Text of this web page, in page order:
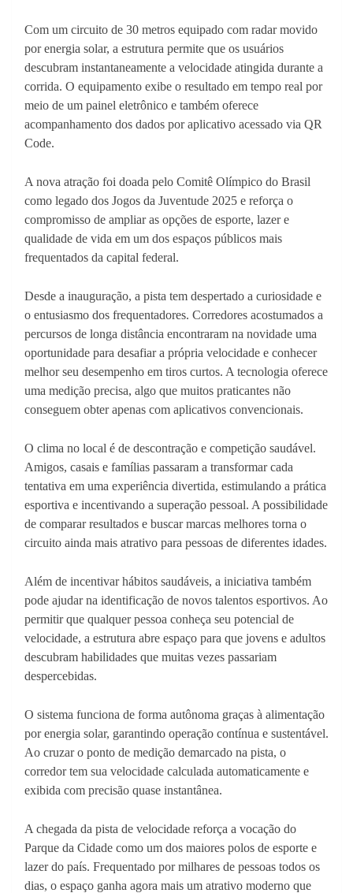
Com um circuito de 30 metros equipado com radar movido
por energia solar, a estrutura permite que os usuários
descubram instantaneamente a velocidade atingida durante a
corrida. O equipamento exibe o resultado em tempo real por
meio de um painel eletrônico e também oferece
acompanhamento dos dados por aplicativo acessado via QR
Code.
A nova atração foi doada pelo Comitê Olímpico do Brasil
como legado dos Jogos da Juventude 2025 e reforça o
compromisso de ampliar as opções de esporte, lazer e
qualidade de vida em um dos espaços públicos mais
frequentados da capital federal.
Desde a inauguração, a pista tem despertado a curiosidade e
o entusiasmo dos frequentadores. Corredores acostumados a
percursos de longa distância encontraram na novidade uma
oportunidade para desafiar a própria velocidade e conhecer
melhor seu desempenho em tiros curtos. A tecnologia oferece
uma medição precisa, algo que muitos praticantes não
conseguem obter apenas com aplicativos convencionais.
O clima no local é de descontração e competição saudável.
Amigos, casais e famílias passaram a transformar cada
tentativa em uma experiência divertida, estimulando a prática
esportiva e incentivando a superação pessoal. A possibilidade
de comparar resultados e buscar marcas melhores torna o
circuito ainda mais atrativo para pessoas de diferentes idades.
Além de incentivar hábitos saudáveis, a iniciativa também
pode ajudar na identificação de novos talentos esportivos. Ao
permitir que qualquer pessoa conheça seu potencial de
velocidade, a estrutura abre espaço para que jovens e adultos
descubram habilidades que muitas vezes passariam
despercebidas.
O sistema funciona de forma autônoma graças à alimentação
por energia solar, garantindo operação contínua e sustentável.
Ao cruzar o ponto de medição demarcado na pista, o
corredor tem sua velocidade calculada automaticamente e
exibida com precisão quase instantânea.
A chegada da pista de velocidade reforça a vocação do
Parque da Cidade como um dos maiores polos de esporte e
lazer do país. Frequentado por milhares de pessoas todos os
dias, o espaço ganha agora mais um atrativo moderno que